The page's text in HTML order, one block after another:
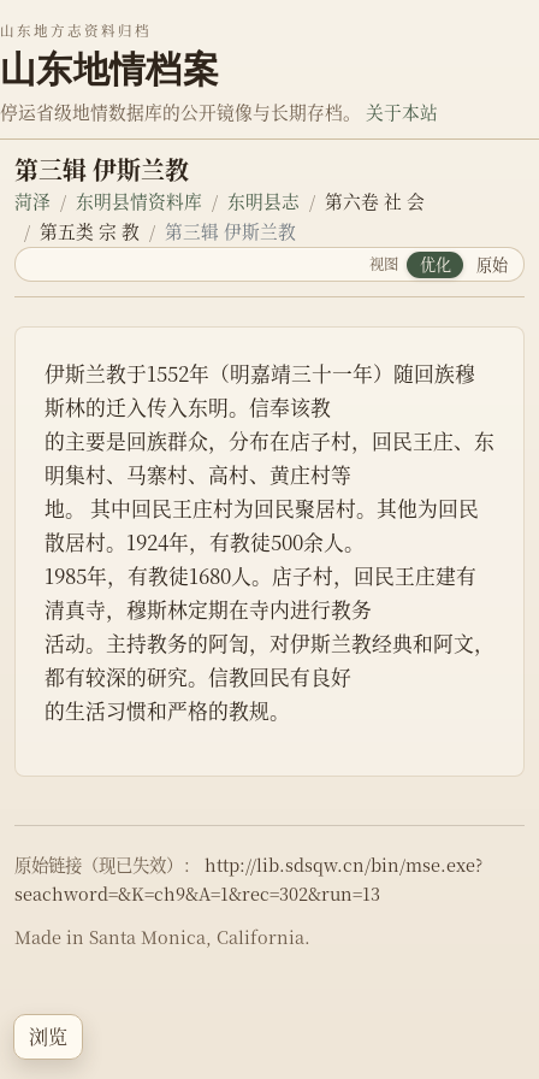
山东地方志资料归档
山东地情档案
停运省级地情数据库的公开镜像与长期存档。 关于本站
第三辑 伊斯兰教
菏泽 东明县情资料库 东明县志
第六卷 社 会
第五类 宗 教
第三辑 伊斯兰教
视图 优化 原始
浏览
伊斯兰教于1552年（明嘉靖三十一年）随回族穆
斯林的迁入传入东明。信奉该教
的主要是回族群众，分布在店子村，回民王庄、东
明集村、马寨村、高村、黄庄村等
地。 其中回民王庄村为回民聚居村。其他为回民
散居村。1924年，有教徒500余人。
1985年，有教徒1680人。店子村，回民王庄建有
清真寺，穆斯林定期在寺内进行教务
活动。主持教务的阿訇，对伊斯兰教经典和阿文，
都有较深的研究。信教回民有良好
的生活习惯和严格的教规。
原始链接（现已失效）：
http://lib.sdsqw.cn/bin/mse.exe?
seachword=&K=ch9&A=1&rec=302&run=13
Made in Santa Monica, California.